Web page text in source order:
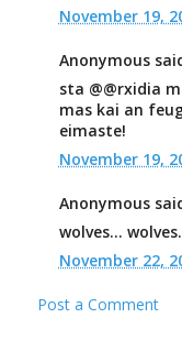
November 19,
Anonymous
sta @@rxidia
mas kai an
eimaste!
November 19,
Anonymous
wolves...
November 22,
Post a Comment